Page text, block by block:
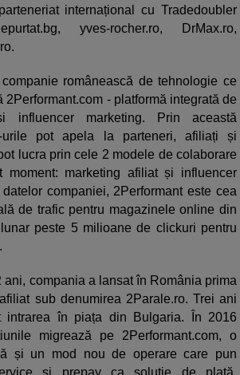
internațional cu Tradedoubler
yves-rocher.ro, DrMax.ro,
românească de tehnologie ce
2Performant.com - platformă integrată de
influencer marketing. Prin această
urile pot apela la parteneri, afiliați și
lucra prin cele 2 modele de colaborare
moment: marketing afiliat și influencer
companiei, 2Performant este cea
de trafic pentru magazinele online din
peste 5 milioane de clickuri pentru
ani, compania a lansat în România prima
sub denumirea 2Parale.ro. Trei ani
intrarea în piața din Bulgaria. În 2016
migrează pe 2Performant.com, o
și un mod nou de operare care pun